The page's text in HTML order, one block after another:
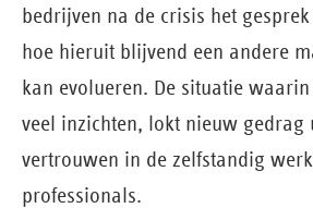
bedrijven na de crisis het
hoe hieruit blijvend een andere
kan evolueren. De situatie
veel inzichten, lokt nieuw gedrag
vertrouwen in de zelfstandig
professionals.